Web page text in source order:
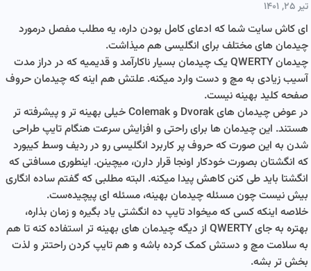
تیر ۲۵, ۱۴۰۱
ای کاش سایت شما که ادعای کامل بودن داره، یه مطلب مفصل درمورد
چیدمان های مختلف برای انگلیسی هم میذاشت.
چیدمان QWERTY یک چیدمان بسیار ناکارآمد و قدیمیه که در دراز مدت
آسیب زیادی به مچ و دست وارد میکنه. علتش هم اینه که چیدمان حروف
صفحه کلید بهینه نیست.
در عوض چیدمان های Dvorak و Colemak خیلی بهینه تر و پیشرفته تر
هستند. این چیدمان ها برای راحتی و افزایش سرعت هنگام تایپ طراحی
شدن به این صورت که حروف پر کاربرد انگلیسی رو در ردیف وسط کیبورد
که انگشتان بصورت خودکار اونجا قرار دارن، میچینن. اینطوری مسافتی که
انگشتا باید طی کنن کاهش پیدا میکنه. البته مطلبی که گفتم ساده انگاری
بیش نیست چون مسئله چیدمان بهینه، مسئله ای پیچیده‌ست.
خلاصه اینکه کسی که میخواد تایپ ده انگشتی یاد بگیره و زمان بذاره،
بهتره به جای QWERTY از دیگه چیدمان های بهینه تر استفاده کنه تا هم
به سلامت مچ و دستش کمک کرده باشه و هم تایپ کردن راحتتر و لذت
بخش تر بشه.